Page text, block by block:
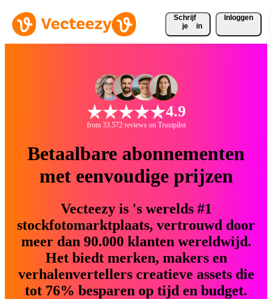
Schrijf
je
in
Inloggen
4.9
from 33.572 reviews on Trustpilot
Betaalbare abonnementen
met eenvoudige prijzen
Vecteezy is 's werelds #1
stockfotomarktplaats, vertrouwd door
meer dan 90.000 klanten wereldwijd.
Het biedt merken, makers en
verhalenvertellers creatieve assets die
tot 76% besparen op tijd en budget.